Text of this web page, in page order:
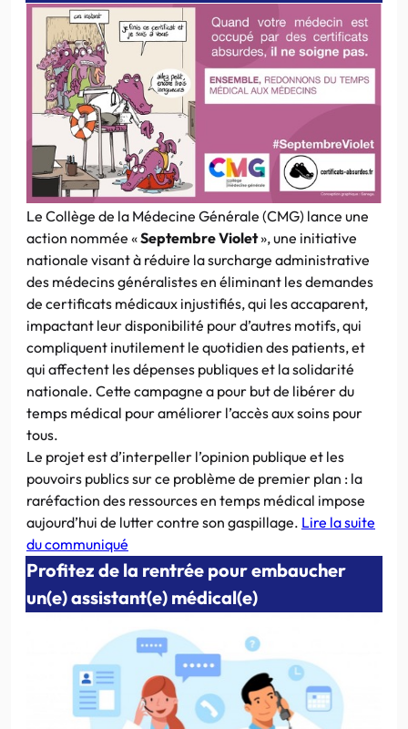
Le Collège de la Médecine Générale (CMG) lance une
action nommée «Septembre Violet», une initiative
nationale visant à réduire la surcharge administrative
des médecins généralistes en éliminant les demandes
de certificats médicaux injustifiés, qui les accaparent,
impactant leur disponibilité pour d’autres motifs, qui
compliquent inutilement le quotidien des patients, et
qui affectent les dépenses publiques et la solidarité
nationale. Cette campagne a pour but de libérer du
temps médical pour améliorer l’accès aux soins pour
tous.
Le projet est d’interpeller l’opinion publique et les
pouvoirs publics sur ce problème de premier plan : la
raréfaction des ressources en temps médical impose
aujourd’hui de lutter contre son gaspillage. Lire la suite
du communiqué
Profitez de la rentrée pour embaucher
un(e) assistant(e) médical(e)